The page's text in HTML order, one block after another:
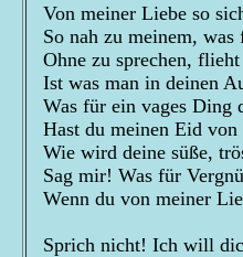
Von meiner Liebe so
So nah zu meinem,
Ohne zu sprechen,
Ist was man in deinen
Was für ein vages Ding
Hast du meinen Eid
Wie wird deine süße,
Sag mir! Was für
Wenn du von meiner
Sprich nicht! Ich will